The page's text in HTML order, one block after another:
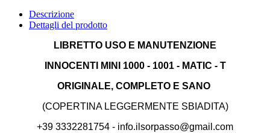
Descrizione
Dettagli del prodotto
LIBRETTO USO E MANUTENZIONE
INNOCENTI MINI 1000 - 1001 - MATIC - T
ORIGINALE, COMPLETO E SANO
(COPERTINA LEGGERMENTE SBIADITA)
+39 3332281754 - info.ilsorpasso@gmail.com